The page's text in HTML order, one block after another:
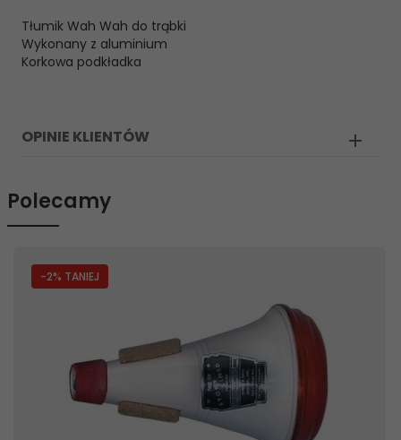
Tłumik Wah Wah do trąbki
Wykonany z aluminium
Korkowa podkładka
OPINIE KLIENTÓW
Polecamy
-2% TANIEJ